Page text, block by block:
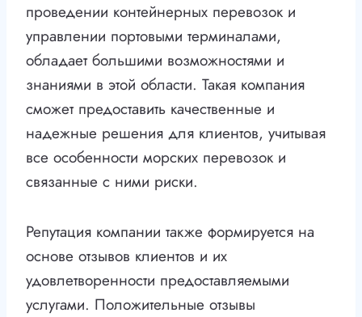
проведении контейнерных перевозок и
управлении портовыми терминалами,
обладает большими возможностями и
знаниями в этой области. Такая компания
сможет предоставить качественные и
надежные решения для клиентов, учитывая
все особенности морских перевозок и
связанные с ними риски.
Репутация компании также формируется на
основе отзывов клиентов и их
удовлетворенности предоставляемыми
услугами. Положительные отзывы